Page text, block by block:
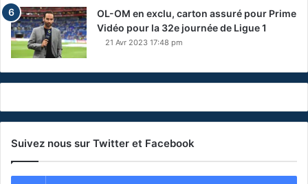
OL-OM en exclu, carton assuré pour Prime
Vidéo pour la 32e journée de Ligue 1
21 Avr 2023 17:48 pm
Suivez nous sur Twitter et Facebook